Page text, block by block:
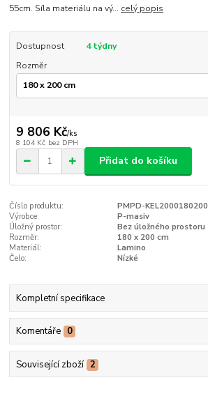
55cm. Síla materiálu na vý... celý popis
Dostupnost
4 týdny
Rozměr
9 806 Kč/ks
8 104 Kč bez DPH
Přidat do košíku
Číslo produktu:
PMPD-KEL2000180200
Výrobce:
P-masiv
Úložný prostor:
Bez úložného prostoru
Rozměr:
180 x 200 cm
Materiál:
Lamino
Čelo:
Nízké
Kompletní specifikace
Komentáře 0
Související zboží 2